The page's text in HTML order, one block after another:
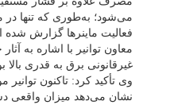
فعالیت ماینرها گزارش شده
معاون توانیر با اشاره به
غیرقانونی برق به قدری
نشان می‌دهد میزان واقعی